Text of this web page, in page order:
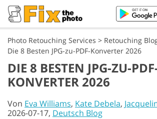
Photo Retouching Services > Retouching
Die 8 Besten JPG-zu-PDF-Konverter 2026
DIE 8 BESTEN JPG-ZU-
KONVERTER 2026
Von Eva Williams, Kate Debela,
2026-07-17, Deutsch Blog